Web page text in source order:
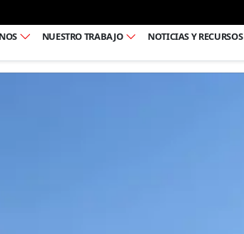
NUESTRO TRABAJO NOTICIAS Y RECURSOS